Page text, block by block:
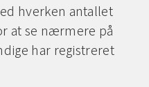
hverken antallet
at se nærmere på
har registreret